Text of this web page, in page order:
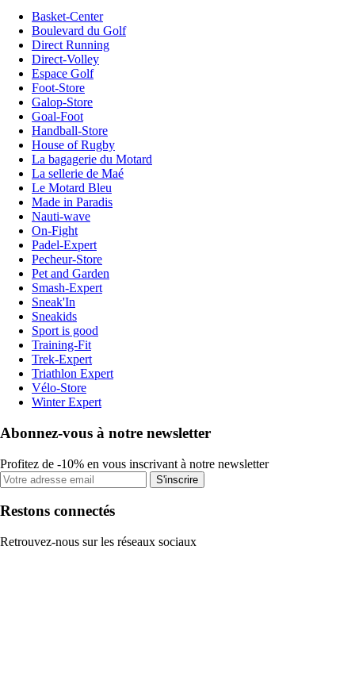
Basket-Center
Boulevard du Golf
Direct Running
Direct-Volley
Espace Golf
Foot-Store
Galop-Store
Goal-Foot
Handball-Store
House of Rugby
La bagagerie du Motard
La sellerie de Maé
Le Motard Bleu
Made in Paradis
Nauti-wave
On-Fight
Padel-Expert
Pecheur-Store
Pet and Garden
Smash-Expert
Sneak'In
Sneakids
Sport is good
Training-Fit
Trek-Expert
Triathlon Expert
Vélo-Store
Winter Expert
Abonnez-vous à notre newsletter
Profitez de -10% en vous inscrivant à notre newsletter
S'inscrire
Restons connectés
Retrouvez-nous sur les réseaux sociaux